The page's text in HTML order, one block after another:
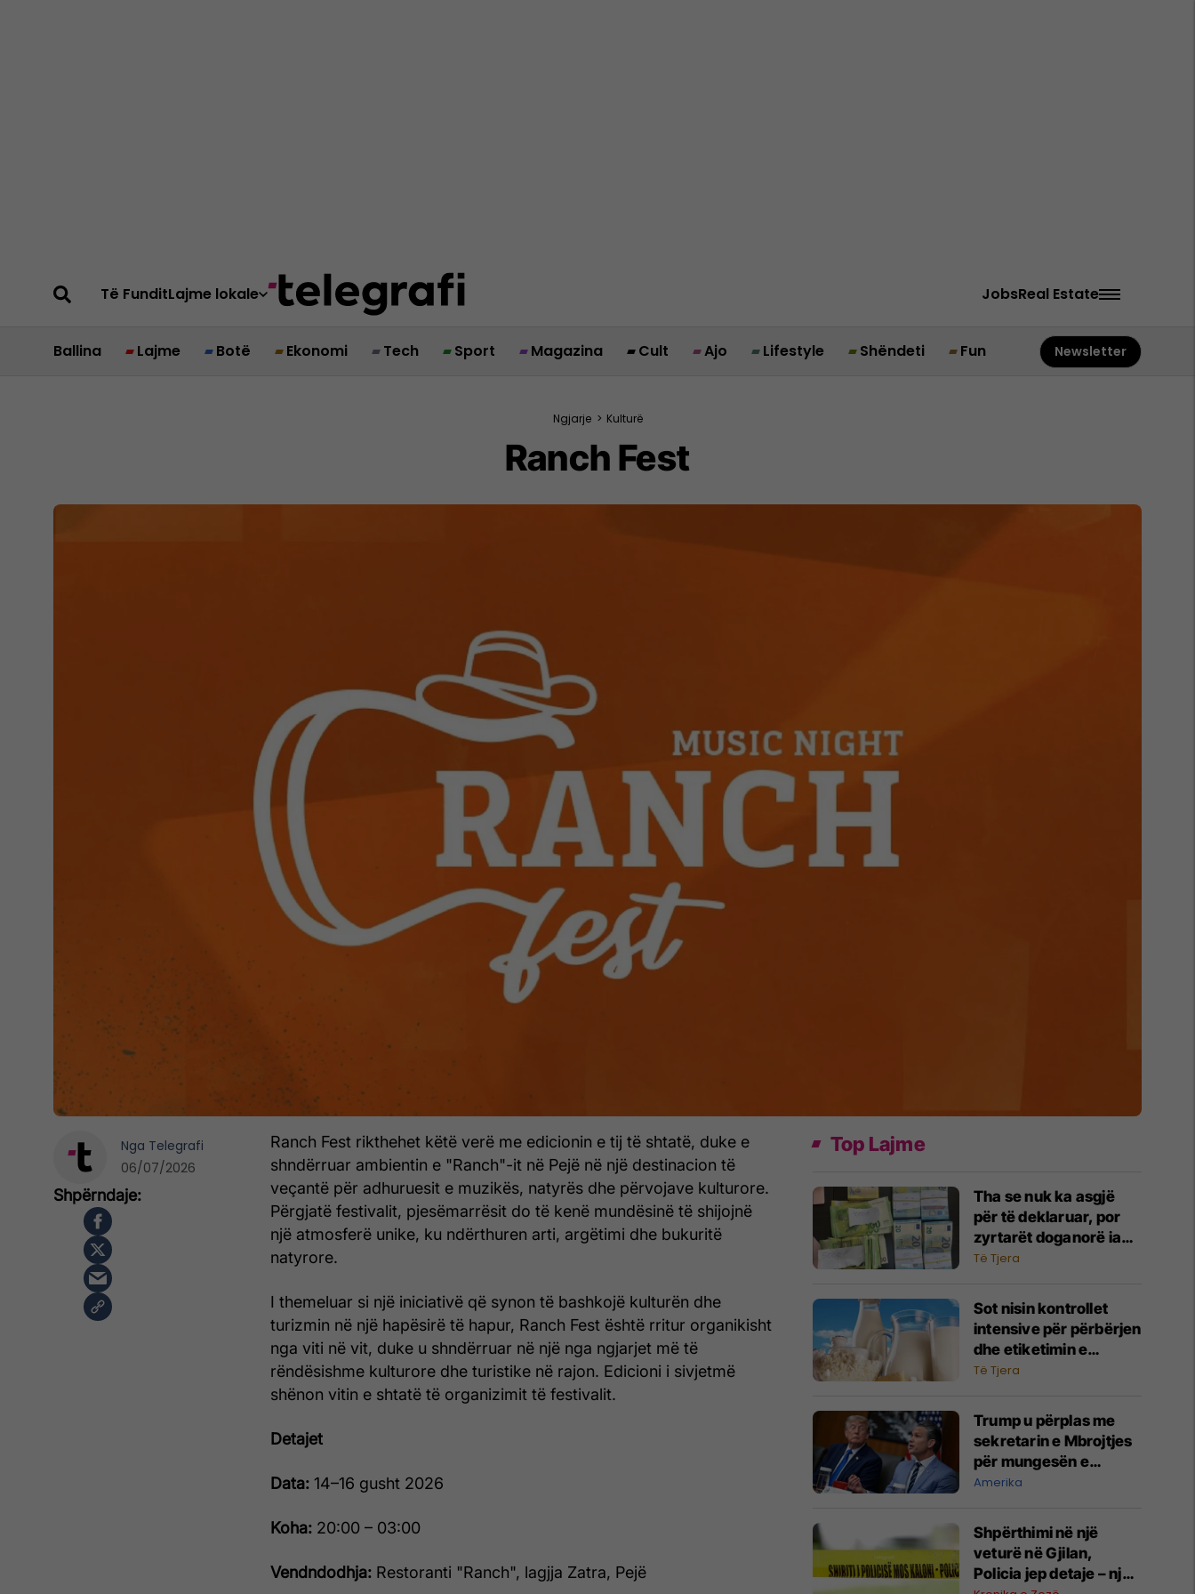
Të FunditLajme lokale JobsReal Estate
Ballina Lajme Botë Ekonomi Tech Sport Magazina Cult Ajo Lifestyle Shëndeti Fun Newsletter
Ngjarje > Kulturë
Ranch Fest
Ranch Fest rikthehet këtë verë me edicionin e tij të shtatë, duke e
shndërruar ambientin e "Ranch"-it në Pejë në një destinacion të
veçantë për adhuruesit e muzikës, natyrës dhe përvojave kulturore.
Përgjatë festivalit, pjesëmarrësit do të kenë mundësinë të shijojnë
një atmosferë unike, ku ndërthuren arti, argëtimi dhe bukuritë
natyrore.
I themeluar si një iniciativë që synon të bashkojë kulturën dhe
turizmin në një hapësirë të hapur, Ranch Fest është rritur organikisht
nga viti në vit, duke u shndërruar në një nga ngjarjet më të
rëndësishme kulturore dhe turistike në rajon. Edicioni i sivjetmë
shënon vitin e shtatë të organizimit të festivalit.
Detajet
Data: 14–16 gusht 2026
Koha: 20:00 – 03:00
Vendndodhja: Restoranti "Ranch", lagjja Zatra, Pejë
Nga Telegrafi
06/07/2026
Top Lajme
Tha se nuk ka asgjë
për të deklaruar, por
zyrtarët doganorë ia
gjejnë 30 mijë euro
Të Tjera
Sot nisin kontrollet
intensive për përbërjen
dhe etiketimin e
qumështit dhe
Të Tjera
Trump u përplas me
sekretarin e Mbrojtjes
për mungesën e
raketave amerikane
Amerika
Shpërthimi në një
veturë në Gjilan,
Policia jep detaje – një